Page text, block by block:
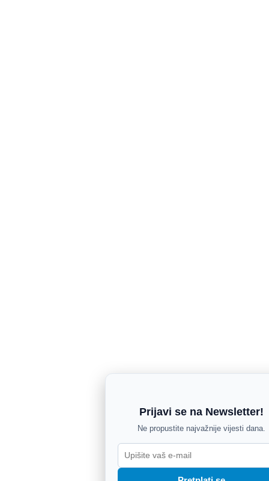
Prijavi se na Newsletter!
Ne propustite najvažnije vijesti dana.